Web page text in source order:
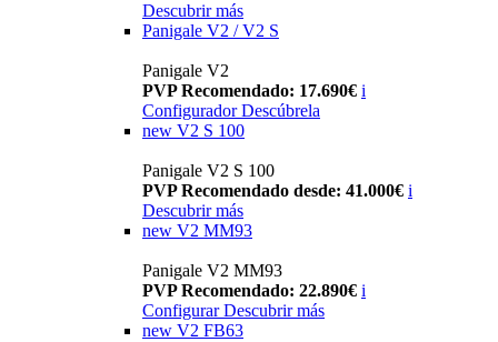
Descubrir más
Panigale V2 / V2 S
Panigale V2
PVP Recomendado: 17.690€ i
Configurador Descúbrela
new V2 S 100
Panigale V2 S 100
PVP Recomendado desde: 41.000€ i
Descubrir más
new V2 MM93
Panigale V2 MM93
PVP Recomendado: 22.890€ i
Configurar Descubrir más
new V2 FB63